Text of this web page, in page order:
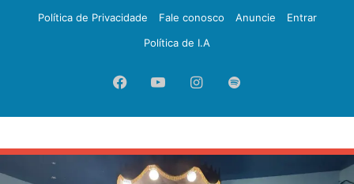
Política de Privacidade
Fale conosco Anuncie
Entrar
Política de I.A
FacebookYouTubeInstagram
Spotify